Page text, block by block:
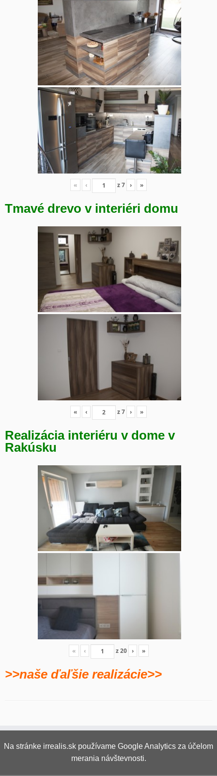
« ‹ z7 › »
Tmavé drevo v interiéri domu
« ‹ z7 › »
Realizácia interiéru v dome v
Rakúsku
« ‹ z20 › »
>>naše ďaľšie realizácie>>
Na stránke irrealis.sk používame Google Analytics za účelom
merania návštevnosti.